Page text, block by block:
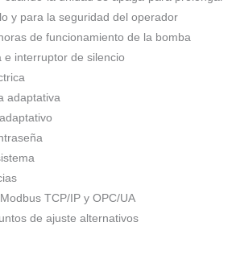
y para la seguridad del operador
de funcionamiento de la bomba
e interruptor de silencio
adaptativa
TCP/IP y OPC/UA
de ajuste alternativos